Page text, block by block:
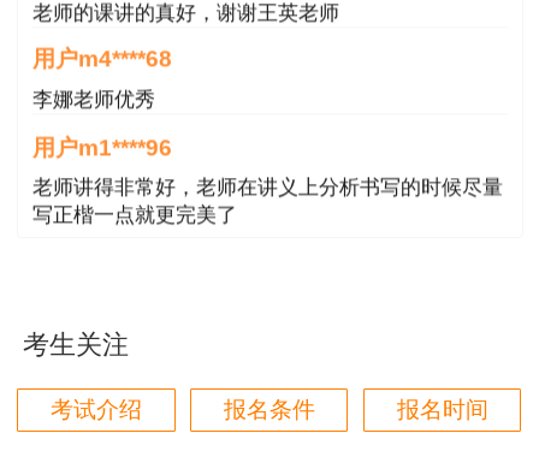
《工程计价专题聚焦》—— 李娜 主编
老师的课讲的真好，谢谢王英老师
用户m4****68
李娜老师优秀
用户m1****96
老师讲得非常好，老师在讲义上分析书写的时候尽量
写正楷一点就更完美了
用户85****06
真的是把学习变成自己能理解的语言最重要！
用户m1****88
考生关注
考试介绍 报名条件 报名时间